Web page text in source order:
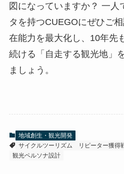
図になっていますか？ 一人
タを持つCUEGOにぜひご
在能力を最大化し、10年先
続ける「自走する観光地」
ましょう。
地域創生・観光開発
サイクルツーリズム
リピーター獲得
観光ペルソナ設計